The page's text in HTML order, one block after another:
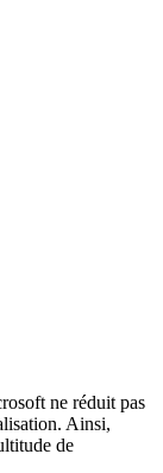
ne réduit pas
Ainsi,
de